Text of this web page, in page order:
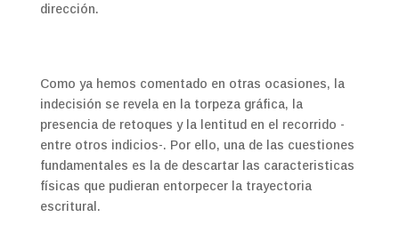
dirección.
Como ya hemos comentado en otras ocasiones, la
indecisión se revela en la torpeza gráfica, la
presencia de retoques y la lentitud en el recorrido -
entre otros indicios-. Por ello, una de las cuestiones
fundamentales es la de descartar las caracteristicas
físicas que pudieran entorpecer la trayectoria
escritural.